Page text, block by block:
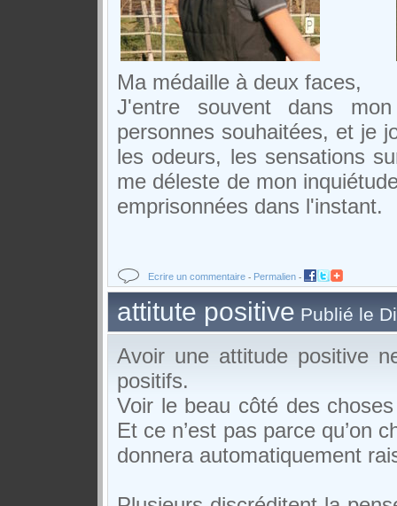
Ma médaille à deux faces,
J'entre souvent dans
personnes souhaitées, et je
les odeurs, les sensations
me déleste de mon
emprisonnées dans l'instant.
Ecrire un commentaire - Permalien -
attitute positive Publié le
Avoir une attitude positive
positifs.
Voir le beau côté des
Et ce n’est pas parce qu’on
donnera automatiquement